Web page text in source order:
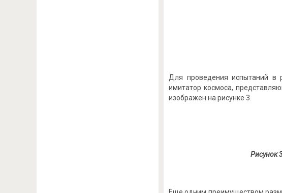
Для проведения испытаний в
имитатор космоса,
изображен на рисунке 3.
Рисунок